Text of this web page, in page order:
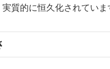
質的に恒久化されていま